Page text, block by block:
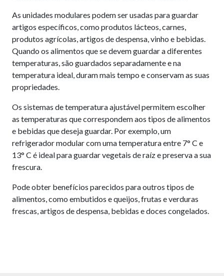
As unidades modulares podem ser usadas para guardar
artigos específicos, como produtos lácteos, carnes,
produtos agrícolas, artigos de despensa, vinho e bebidas.
Quando os alimentos que se devem guardar a diferentes
temperaturas, são guardados separadamente e na
temperatura ideal, duram mais tempo e conservam as suas
propriedades.
Os sistemas de temperatura ajustável permitem escolher
as temperaturas que correspondem aos tipos de alimentos
e bebidas que deseja guardar. Por exemplo, um
refrigerador modular com uma temperatura entre 7° C e
13° C é ideal para guardar vegetais de raíz e preserva a sua
frescura.
Pode obter benefícios parecidos para outros tipos de
alimentos, como embutidos e queijos, frutas e verduras
frescas, artigos de despensa, bebidas e doces congelados.